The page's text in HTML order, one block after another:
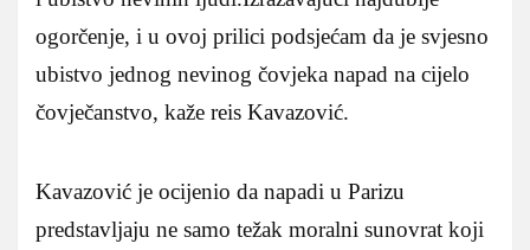
ogorčenje, i u ovoj prilici podsjećam da je svjesno
ubistvo jednog nevinog čovjeka napad na cijelo
čovječanstvo, kaže reis Kavazović.
Kavazović je ocijenio da napadi u Parizu
predstavljaju ne samo težak moralni sunovrat koji